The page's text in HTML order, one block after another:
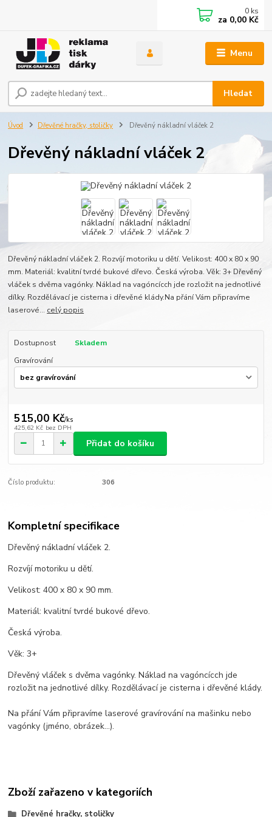
Menu
Hledat
0 ks
za 0,00 Kč
Úvod Dřevěné hračky, stoličky Dřevěný nákladní vláček 2
Dřevěný nákladní vláček 2
Dřevěný nákladní vláček 2. Rozvíjí motoriku u dětí. Velikost: 400 x 80 x 90
mm. Materiál: kvalitní tvrdé bukové dřevo. Česká výroba. Věk: 3+ Dřevěný
vláček s dvěma vagónky. Náklad na vagóncícch jde rozložit na jednotlivé
dílky. Rozdělávací je cisterna i dřevěné klády.Na přání Vám připravíme
laserové... celý popis
Dostupnost
Skladem
Gravírování
515,00 Kč/ks
425,62 Kč bez DPH
Přidat do košíku
Číslo produktu: 306
Kompletní specifikace
Dřevěný nákladní vláček 2.
Rozvíjí motoriku u dětí.
Velikost: 400 x 80 x 90 mm.
Materiál: kvalitní tvrdé bukové dřevo.
Česká výroba.
Věk: 3+
Dřevěný vláček s dvěma vagónky. Náklad na vagóncícch jde
rozložit na jednotlivé dílky. Rozdělávací je cisterna i dřevěné klády.
Na přání Vám připravíme laserové gravírování na mašinku nebo
vagónky (jméno, obrázek...).
Zboží zařazeno v kategoriích
Dřevěné hračky, stoličky